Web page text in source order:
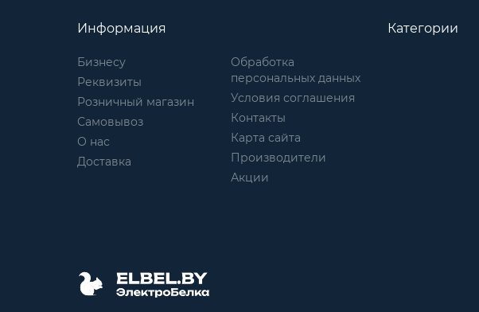
Информация
Бизнесу
Реквизиты
Розничный магазин
Самовывоз
О нас
Доставка
Обработка
персональных данных
Условия соглашения
Контакты
Карта сайта
Производители
Акции
Категории